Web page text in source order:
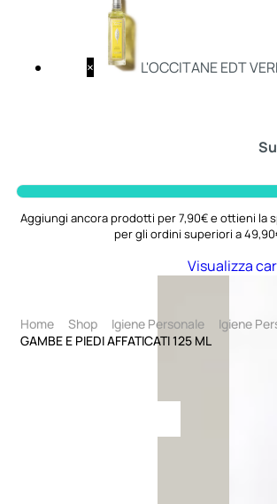
× L'OCCITANE EDT
Aggiungi ancora prodotti per 7,90€ e ottieni la
per gli ordini superiori a
Visualizza
Home Shop Igiene Personale Igiene
GAMBE E PIEDI AFFATICATI 125 ML